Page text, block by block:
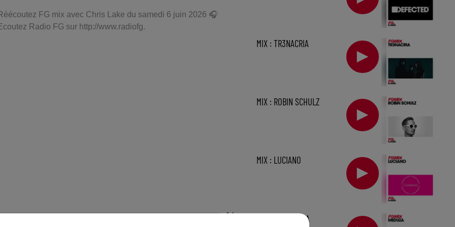
FG mix avec Chris Lake du samedi 6 juin 2026 🎧
Radio FG sur http://www.radiofg.
1 h
MIX : TR3NACRIA
MIX : ROBIN SCHULZ
MIX : LUCIANO
FG MIX : MEDUZA